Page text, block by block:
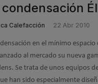
Calefacción 22 Abr 2010
en el mínimo espacio
al mercado su nueva
Se trata de unos equipos
han sido especialmente